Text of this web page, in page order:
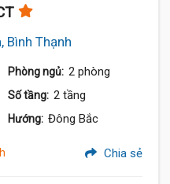
Bình Thạnh
Phòng ngủ: 2 phòng
Số tầng: 2 tầng
Hướng: Đông Bắc
Chia sẻ